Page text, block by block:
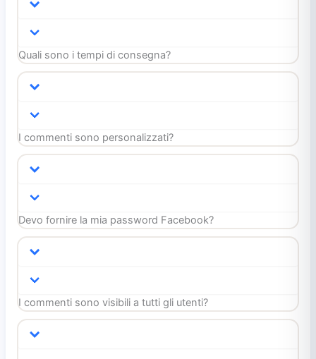
Quali sono i tempi di consegna?
I commenti sono personalizzati?
Devo fornire la mia password Facebook?
I commenti sono visibili a tutti gli utenti?